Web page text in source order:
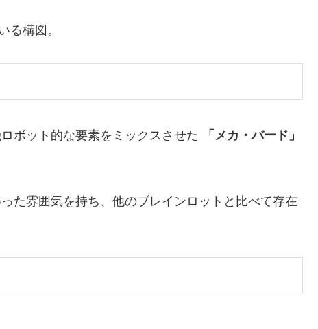
る構図。
ボット的な要素をミックスさせた
「メカ・バード」
た雰囲気を持ち、他のブレインロットと比べて存在